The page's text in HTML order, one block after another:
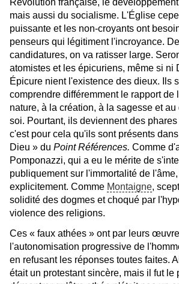
Révolution française, le
mais aussi du socialisme. L'Église
puissante et les non-croyants ont
penseurs qui légitiment l'incroyance.
candidatures, on va ratisser large.
atomistes et les épicuriens, même si ni
Épicure nient l'existence des dieux. Ils
comprendre différemment le rapport de
nature, à la création, à la sagesse et
soi. Pourtant, ils deviennent des
c'est pour cela qu'ils sont présents
Dieu » du Point Références. Comme
Pomponazzi, qui a eu le mérite de
publiquement sur l'immortalité de
explicitement. Comme Montaigne,
solidité des dogmes et choqué par
violence des religions.
Ces « faux athées » ont par leurs
l'autonomisation progressive de
en refusant les réponses toutes faites.
était un protestant sincère, mais il fut le